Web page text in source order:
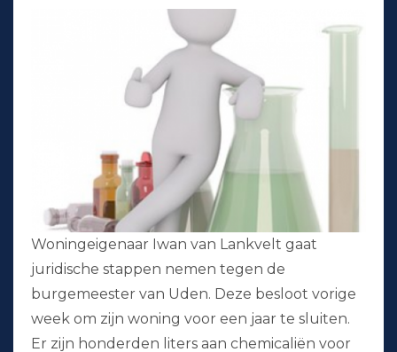
Woningeigenaar Iwan van Lankvelt gaat
juridische stappen nemen tegen de
burgemeester van Uden. Deze besloot vorige
week om zijn woning voor een jaar te sluiten.
Er zijn honderden liters aan chemicaliën voor